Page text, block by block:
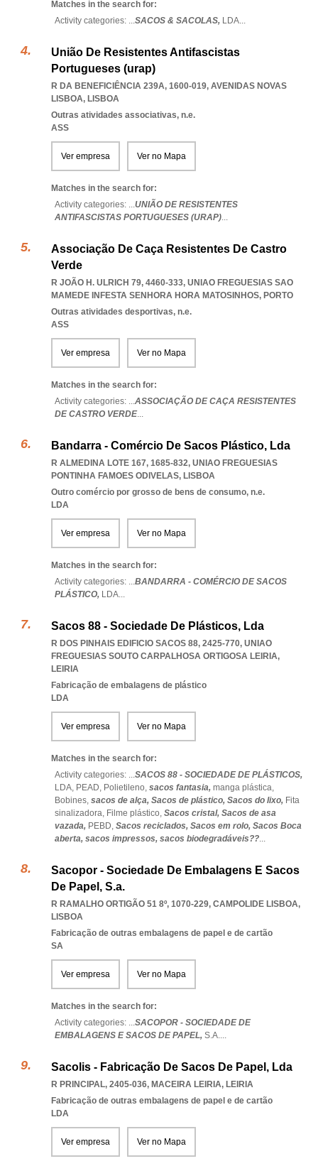
Matches in the search for:
Activity categories: ...SACOS & SACOLAS, LDA...
União De Resistentes Antifascistas
Portugueses (urap)
R DA BENEFICIÊNCIA 239A, 1600-019, AVENIDAS NOVAS
LISBOA, LISBOA
Outras atividades associativas, n.e.
ASS
Ver empresa Ver no Mapa
Matches in the search for:
Activity categories: ...UNIÃO DE RESISTENTES
ANTIFASCISTAS PORTUGUESES (URAP)...
Associação De Caça Resistentes De Castro
Verde
R JOÃO H. ULRICH 79, 4460-333, UNIAO FREGUESIAS SAO
MAMEDE INFESTA SENHORA HORA MATOSINHOS, PORTO
Outras atividades desportivas, n.e.
ASS
Ver empresa Ver no Mapa
Matches in the search for:
Activity categories: ...ASSOCIAÇÃO DE CAÇA RESISTENTES
DE CASTRO VERDE...
Bandarra - Comércio De Sacos Plástico, Lda
R ALMEDINA LOTE 167, 1685-832, UNIAO FREGUESIAS
PONTINHA FAMOES ODIVELAS, LISBOA
Outro comércio por grosso de bens de consumo, n.e.
LDA
Ver empresa Ver no Mapa
Matches in the search for:
Activity categories: ...BANDARRA - COMÉRCIO DE SACOS
PLÁSTICO, LDA...
Sacos 88 - Sociedade De Plásticos, Lda
R DOS PINHAIS EDIFICIO SACOS 88, 2425-770, UNIAO
FREGUESIAS SOUTO CARPALHOSA ORTIGOSA LEIRIA,
LEIRIA
Fabricação de embalagens de plástico
LDA
Ver empresa Ver no Mapa
Matches in the search for:
Activity categories: ...SACOS 88 - SOCIEDADE DE PLÁSTICOS,
LDA, PEAD, Polietileno, sacos fantasia, manga plástica,
Bobines, sacos de alça, Sacos de plástico, Sacos do lixo, Fita
sinalizadora, Filme plástico, Sacos cristal, Sacos de asa
vazada, PEBD, Sacos reciclados, Sacos em rolo, Sacos Boca
aberta, sacos impressos, sacos biodegradáveis??...
Sacopor - Sociedade De Embalagens E Sacos
De Papel, S.a.
R RAMALHO ORTIGÃO 51 8º, 1070-229, CAMPOLIDE LISBOA,
LISBOA
Fabricação de outras embalagens de papel e de cartão
SA
Ver empresa Ver no Mapa
Matches in the search for:
Activity categories: ...SACOPOR - SOCIEDADE DE
EMBALAGENS E SACOS DE PAPEL, S.A....
Sacolis - Fabricação De Sacos De Papel, Lda
R PRINCIPAL, 2405-036, MACEIRA LEIRIA, LEIRIA
Fabricação de outras embalagens de papel e de cartão
LDA
Ver empresa Ver no Mapa